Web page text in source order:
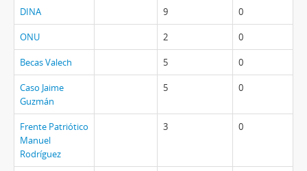
DINA 9 0
ONU 2 0
Becas Valech 5 0
Caso Jaime
Guzmán
5 0
Frente Patriótico
Manuel
Rodríguez
3 0